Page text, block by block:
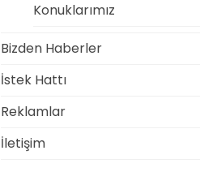
Konuklarımız
Bizden Haberler
İstek Hattı
Reklamlar
İletişim